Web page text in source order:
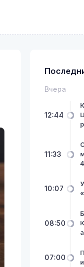
Вчера
12:44
11:33
10:07
08:50
07:00